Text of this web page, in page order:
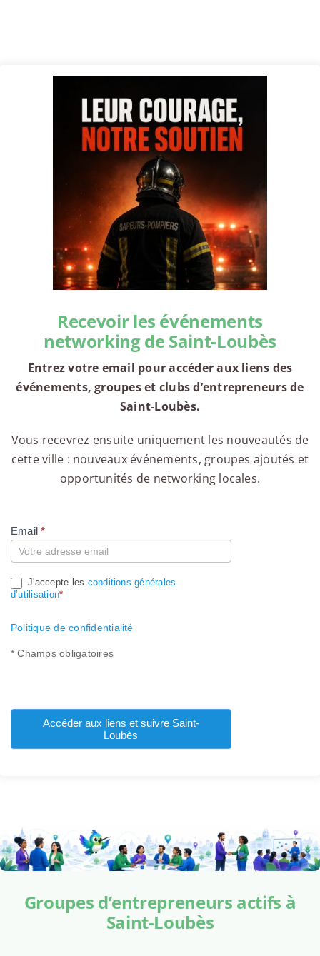
Recevoir les événements
networking de Saint-Loubès
Entrez votre email pour accéder aux liens des
événements, groupes et clubs d’entrepreneurs de
Saint-Loubès.
Vous recevrez ensuite uniquement les nouveautés de
cette ville : nouveaux événements, groupes ajoutés et
opportunités de networking locales.
Compte
Email*
J'accepte les conditions générales
d’utilisation*
Politique de confidentialité
* Champs obligatoires
Accéder aux liens et suivre Saint-
Loubès
Groupes d’entrepreneurs actifs à
Saint-Loubès